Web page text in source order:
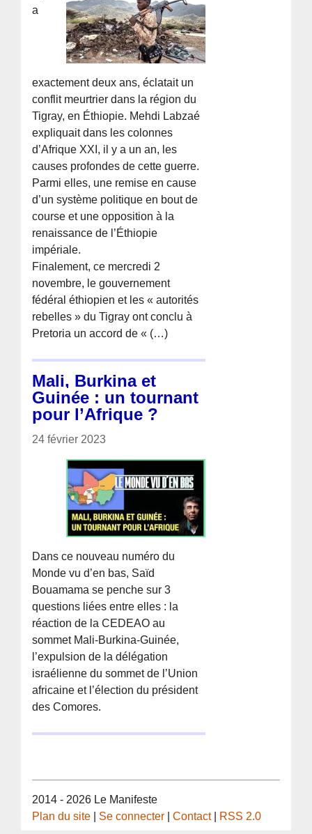
a
exactement deux ans, éclatait un
conflit meurtrier dans la région du
Tigray, en Éthiopie. Mehdi Labzaé
expliquait dans les colonnes
d’Afrique XXI, il y a un an, les
causes profondes de cette guerre.
Parmi elles, une remise en cause
d’un système politique en bout de
course et une opposition à la
renaissance de l’Éthiopie
impériale.
Finalement, ce mercredi 2
novembre, le gouvernement
fédéral éthiopien et les « autorités
rebelles » du Tigray ont conclu à
Pretoria un accord de « (…)
Mali, Burkina et
Guinée : un tournant
pour l’Afrique ?
24 février 2023
Dans ce nouveau numéro du
Monde vu d’en bas, Saïd
Bouamama se penche sur 3
questions liées entre elles : la
réaction de la CEDEAO au
sommet Mali-Burkina-Guinée,
l’expulsion de la délégation
israélienne du sommet de l’Union
africaine et l’élection du président
des Comores.
2014 - 2026 Le Manifeste
Plan du site
Se connecter |Contact| RSS 2.0